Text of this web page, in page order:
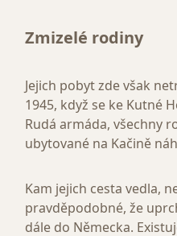
Zmizelé rodiny
Jejich pobyt zde však
1945, když se ke Kutné
Rudá armáda, všechny
ubytované na Kačině
Kam jejich cesta vedla,
pravděpodobné, že
dále do Německa.